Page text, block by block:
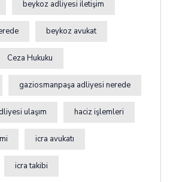
beykoz adliyesi iletişim
beykoz avukat
Ceza Hukuku
gaziosmanpaşa adliyesi nerede
ulaşım haciz işlemleri
icra avukatı
icra takibi